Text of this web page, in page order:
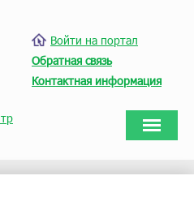
Войти на портал
Обратная связь
Контактная информация